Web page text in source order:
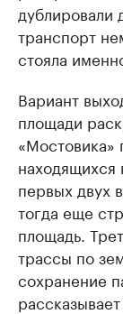
дублировали
транспорт
стояла
Вариант
площади
«Мостовика»
находящихся
первых двух
тогда еще
площадь.
трассы по
сохранение